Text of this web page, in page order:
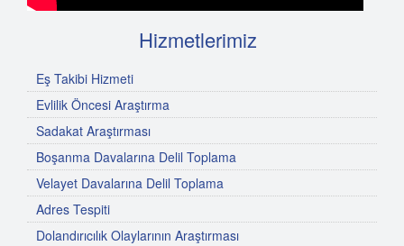
Hizmetlerimiz
Eş Takibi Hizmeti
Evlilik Öncesi Araştırma
Sadakat Araştırması
Boşanma Davalarına Delil Toplama
Velayet Davalarına Delil Toplama
Adres Tespiti
Dolandırıcılık Olaylarının Araştırması